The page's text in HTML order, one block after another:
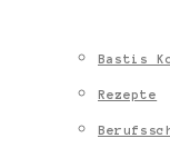
Bastis
Rezepte